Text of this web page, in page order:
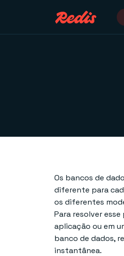
Os bancos de
diferente para
os diferentes
Para resolver
aplicação ou em
banco de dados,
instantânea.